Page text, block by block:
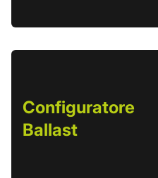
Configuratore
Ballast